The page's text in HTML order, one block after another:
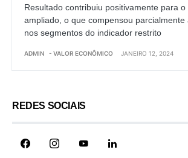
Resultado contribuiu positivamente para o
ampliado, o que compensou parcialmente
nos segmentos do indicador restrito
ADMIN - VALOR ECONÔMICO JANEIRO 12, 2024
REDES SOCIAIS